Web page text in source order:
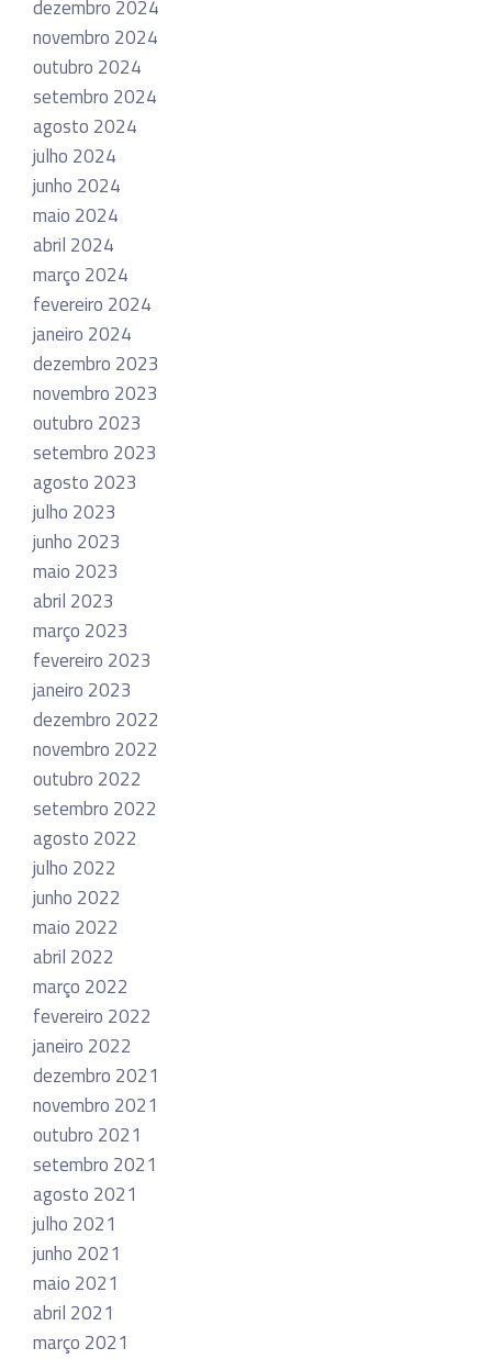
dezembro 2024
novembro 2024
outubro 2024
setembro 2024
agosto 2024
julho 2024
junho 2024
maio 2024
abril 2024
março 2024
fevereiro 2024
janeiro 2024
dezembro 2023
novembro 2023
outubro 2023
setembro 2023
agosto 2023
julho 2023
junho 2023
maio 2023
abril 2023
março 2023
fevereiro 2023
janeiro 2023
dezembro 2022
novembro 2022
outubro 2022
setembro 2022
agosto 2022
julho 2022
junho 2022
maio 2022
abril 2022
março 2022
fevereiro 2022
janeiro 2022
dezembro 2021
novembro 2021
outubro 2021
setembro 2021
agosto 2021
julho 2021
junho 2021
maio 2021
abril 2021
março 2021